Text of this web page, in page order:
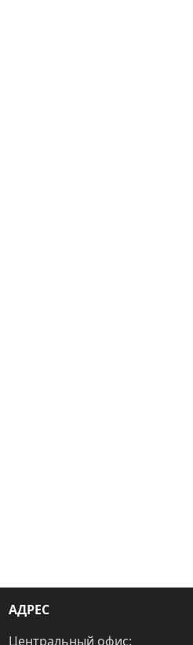
АДРЕС
Центральный офис: